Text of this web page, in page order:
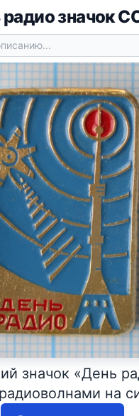
значок
значок «День
на